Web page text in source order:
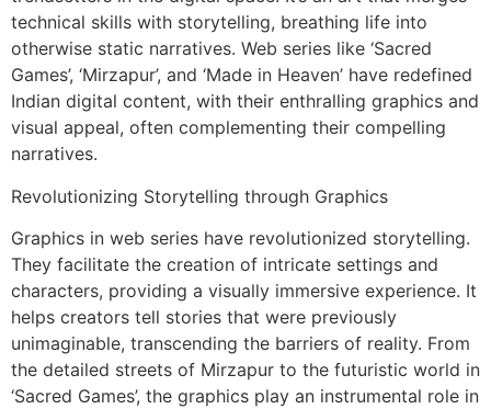
technical skills with storytelling, breathing life into
otherwise static narratives. Web series like ‘Sacred
Games’, ‘Mirzapur’, and ‘Made in Heaven’ have redefined
Indian digital content, with their enthralling graphics and
visual appeal, often complementing their compelling
narratives.
Revolutionizing Storytelling through Graphics
Graphics in web series have revolutionized storytelling.
They facilitate the creation of intricate settings and
characters, providing a visually immersive experience. It
helps creators tell stories that were previously
unimaginable, transcending the barriers of reality. From
the detailed streets of Mirzapur to the futuristic world in
‘Sacred Games’, the graphics play an instrumental role in